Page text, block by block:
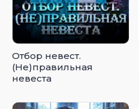
Отбор невест.
(Не)правильная
невеста